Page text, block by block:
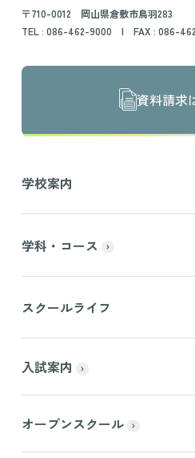
〒710-0012 岡山県倉敷市鳥羽283
TEL : 086-462-9000 | FAX : 086-
資料請求
学校案内
学科・コース
スクールライフ
入試案内
オープンスクール